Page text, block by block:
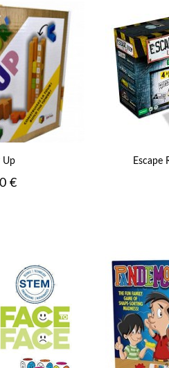
Up
€
Escape